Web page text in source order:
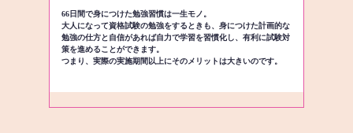
66日間で身につけた勉強習慣は一生モノ。
大人になって資格試験の勉強をするときも、身につけた計画的な
勉強の仕方と自信があれば自力で学習を習慣化し、有利に試験対
策を進めることができます。
つまり、実際の実施期間以上にそのメリットは大きいのです。